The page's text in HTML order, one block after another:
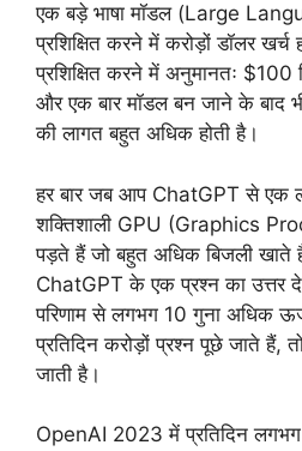
एक बड़े भाषा मॉडल (Large
प्रशिक्षित करने में करोड़ों डॉलर
प्रशिक्षित करने में अनुमानतः
और एक बार मॉडल बन जाने के बाद
की लागत बहुत अधिक होती है।
हर बार जब आप ChatGPT से एक
शक्तिशाली GPU (Graphics
पड़ते हैं जो बहुत अधिक बिजली खाते
ChatGPT के एक प्रश्न का
परिणाम से लगभग 10 गुना अधिक
प्रतिदिन करोड़ों प्रश्न पूछे जाते हैं,
जाती है।
OpenAI 2023 में प्रतिदिन